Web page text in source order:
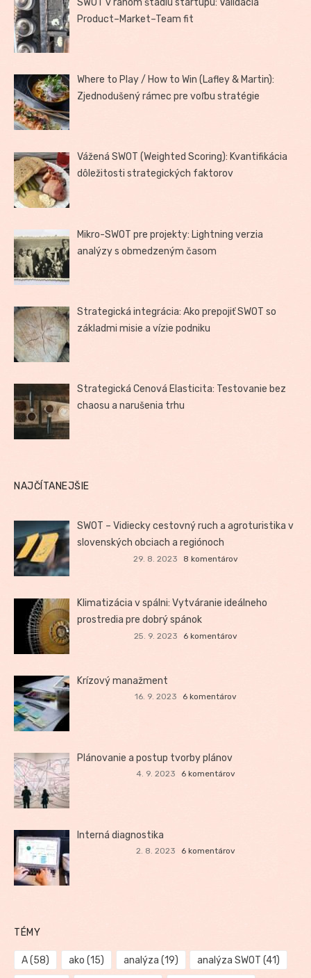
SWOT v ranom štádiu startupu: Validácia
Product–Market–Team fit
Where to Play / How to Win (Lafley & Martin):
Zjednodušený rámec pre voľbu stratégie
Vážená SWOT (Weighted Scoring): Kvantifikácia
dôležitosti strategických faktorov
Mikro-SWOT pre projekty: Lightning verzia
analýzy s obmedzeným časom
Strategická integrácia: Ako prepojiť SWOT so
základmi misie a vízie podniku
Strategická Cenová Elasticita: Testovanie bez
chaosu a narušenia trhu
NAJČÍTANEJŠIE
SWOT – Vidiecky cestovný ruch a agroturistika v
slovenských obciach a regiónoch
29. 8. 2023 8 komentárov
Klimatizácia v spálni: Vytváranie ideálneho
prostredia pre dobrý spánok
25. 9. 2023 6 komentárov
Krízový manažment
16. 9. 2023 6 komentárov
Plánovanie a postup tvorby plánov
4. 9. 2023 6 komentárov
Interná diagnostika
2. 8. 2023 6 komentárov
TÉMY
A(58) ako (15) analýza (19) analýza SWOT (41)